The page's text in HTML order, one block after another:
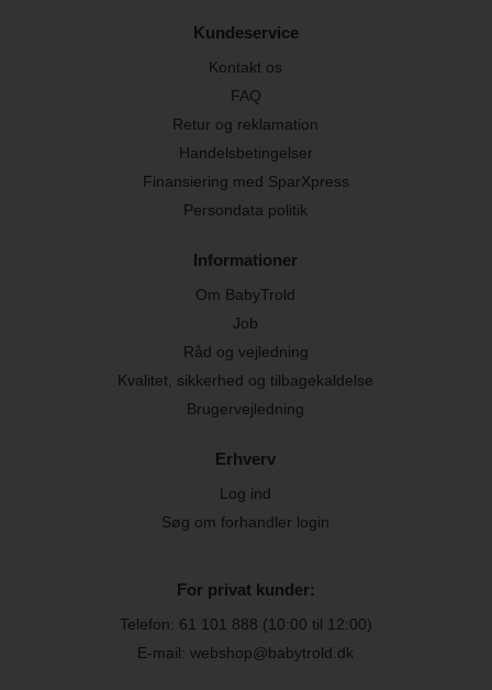
Kundeservice
Kontakt os
FAQ
Retur og reklamation
Handelsbetingelser
Finansiering med SparXpress
Persondata politik
Informationer
Om BabyTrold
Job
Råd og vejledning
Kvalitet, sikkerhed og tilbagekaldelse
Brugervejledning
Erhverv
Log ind
Søg om forhandler login
For privat kunder:
Telefon: 61 101 888 (10:00 til 12:00)
E-mail: webshop@babytrold.dk